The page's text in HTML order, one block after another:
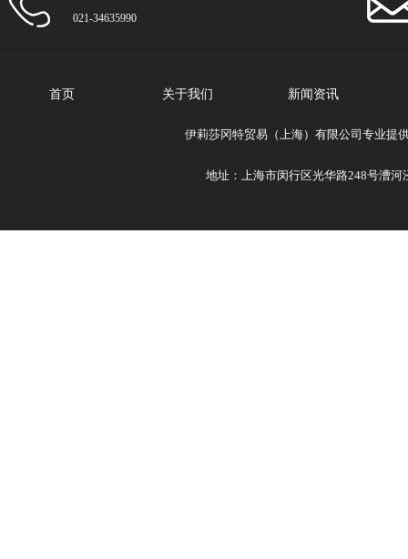
021-34635990
首页 关于我们 新闻资讯
伊莉莎冈特贸易（上海）有限公司专业提
地址：上海市闵行区光华路248号漕